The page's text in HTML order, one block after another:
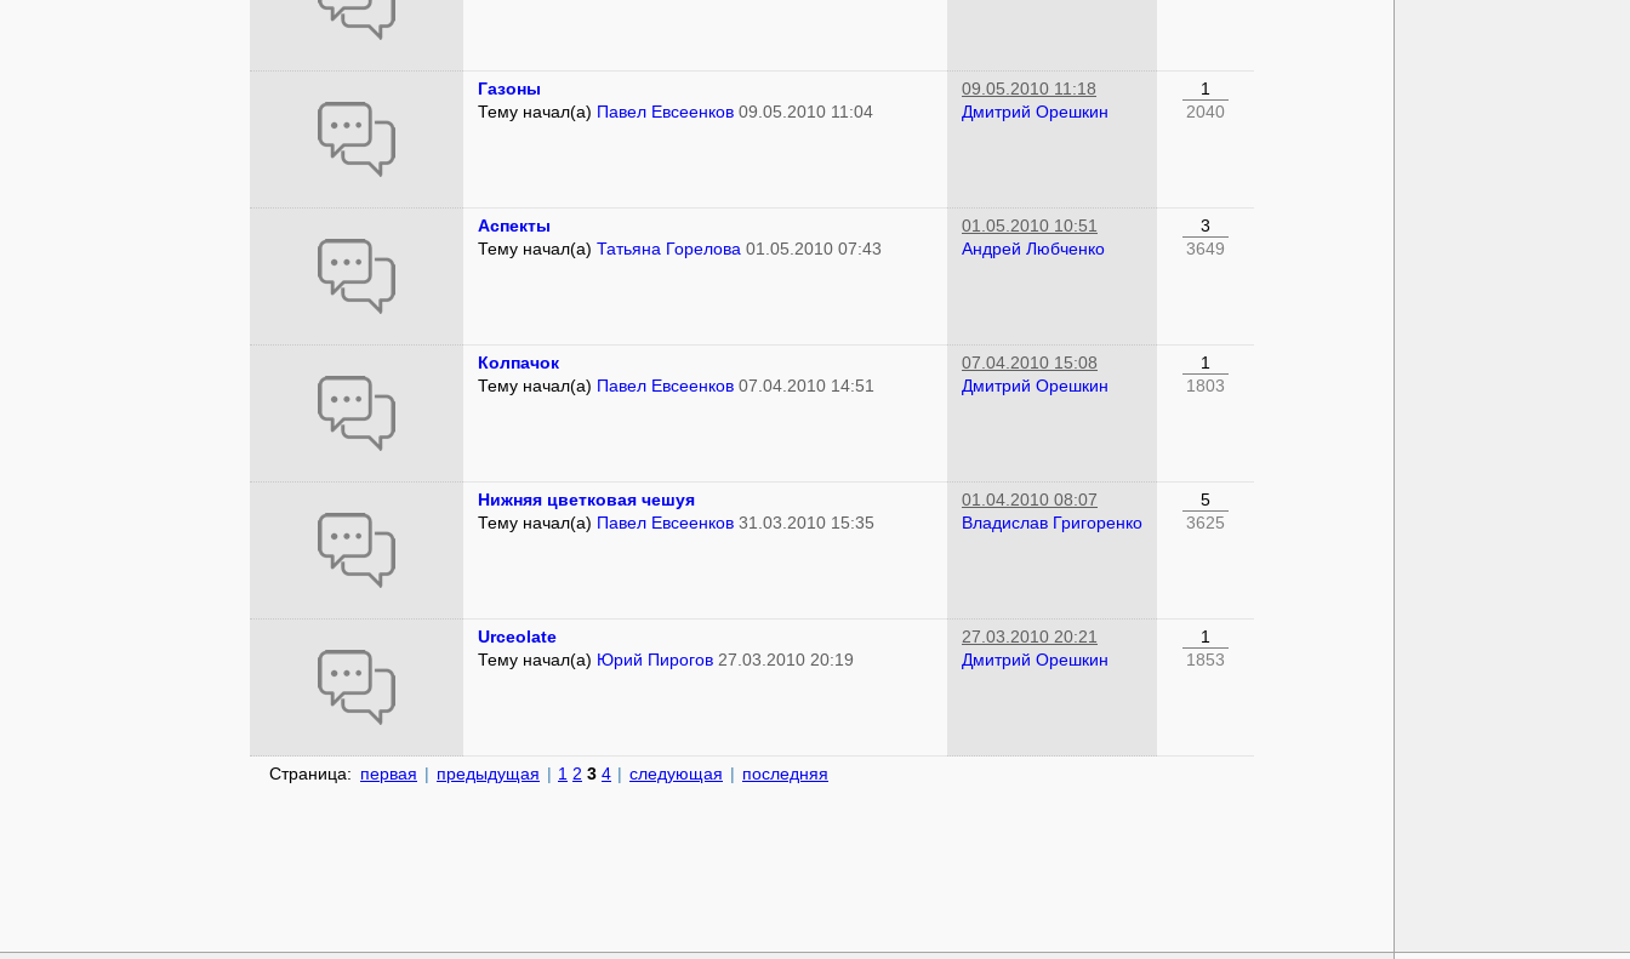
Газоны
Тему начал(а) Павел Евсеенков 09.05.2010 11:04
09.05.2010 11:18
Дмитрий Орешкин
1
2040
Аспекты
Тему начал(а) Татьяна Горелова 01.05.2010 07:43
01.05.2010 10:51
Андрей Любченко
3
3649
Колпачок
Тему начал(а) Павел Евсеенков 07.04.2010 14:51
07.04.2010 15:08
Дмитрий Орешкин
1
1803
Нижняя цветковая чешуя
Тему начал(а) Павел Евсеенков 31.03.2010 15:35
01.04.2010 08:07
Владислав Григоренко
5
3625
Urceolate
Тему начал(а) Юрий Пирогов 27.03.2010 20:19
27.03.2010 20:21
Дмитрий Орешкин
1
1853
Страница: первая | предыдущая | 1 2 3 4 | следующая | последняя